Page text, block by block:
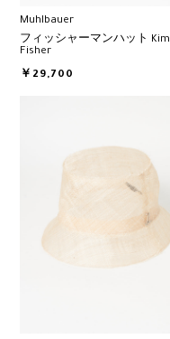
Muhlbauer
フィッシャーマンハット Kim
Fisher
￥29,700